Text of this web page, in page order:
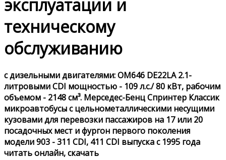
эксплуатации и
техническому
обслуживанию
с дизельными двигателями: OM646 DE22LA 2.1-
литровыми CDI мощностью - 109 л.с./ 80 кВт, рабочим
объемом - 2148 см³. Мерседес-Бенц Спринтер Классик
микроавтобусы с цельнометаллическими несущими
кузовами для перевозки пассажиров на 17 или 20
посадочных мест и фургон первого поколения
модели 903 - 311 CDI, 411 CDI выпуска с 1995 года
читать онлайн, скачать